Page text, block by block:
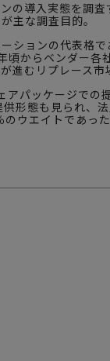
の導入実態を調
主な調査目的。
ションの代表格
からベンダー各
進むリプレース市
パッケージでの
形態も見られ、
ウエイトであっ